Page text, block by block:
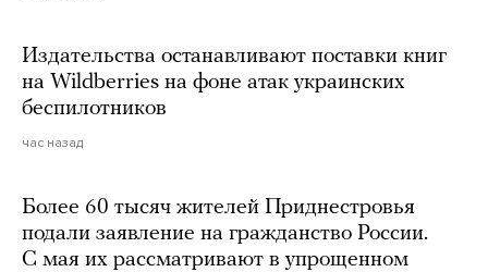
Издательства останавливают поставки книг
на Wildberries на фоне атак украинских
беспилотников
час назад
Более 60 тысяч жителей Приднестровья
подали заявление на гражданство России.
С мая их рассматривают в упрощенном